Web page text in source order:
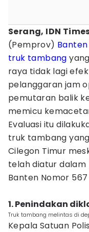
Serang, IDN
(Pemprov) Banten
truk tambang
raya tidak lagi
pelanggaran jam
pemutaran balik
memicu
Evaluasi itu
truk tambang
Cilegon Timur
telah diatur dalam
Banten Nomor 567
1. Penindakan
Truk tambang melintas di
Kepala Satuan